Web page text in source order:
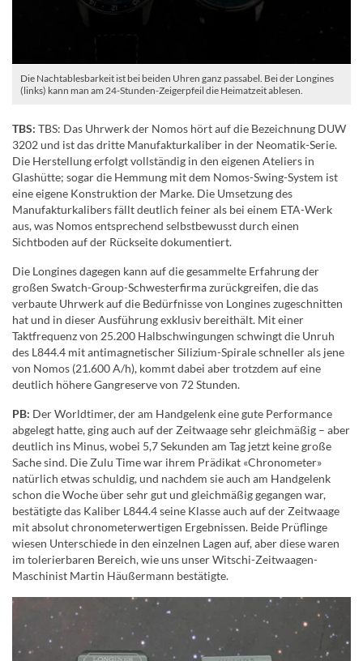
Die Nachtablesbarkeit ist bei beiden Uhren ganz passabel. Bei der Longines
(links) kann man am 24-Stunden-Zeigerpfeil die Heimatzeit ablesen.
TBS: TBS: Das Uhrwerk der Nomos hört auf die Bezeichnung DUW
3202 und ist das dritte Manufakturkaliber in der Neomatik-Serie.
Die Herstellung erfolgt vollständig in den eigenen Ateliers in
Glashütte; sogar die Hemmung mit dem Nomos-Swing-System ist
eine eigene Konstruktion der Marke. Die Umsetzung des
Manufakturkalibers fällt deutlich feiner als bei einem ETA-Werk
aus, was Nomos entsprechend selbstbewusst durch einen
Sichtboden auf der Rückseite dokumentiert.
Die Longines dagegen kann auf die gesammelte Erfahrung der
großen Swatch-Group-Schwesterfirma zurückgreifen, die das
verbaute Uhrwerk auf die Bedürfnisse von Longines zugeschnitten
hat und in dieser Ausführung exklusiv bereithält. Mit einer
Taktfrequenz von 25.200 Halbschwingungen schwingt die Unruh
des L844.4 mit antimagnetischer Silizium-Spirale schneller als jene
von Nomos (21.600 A/h), kommt dabei aber trotzdem auf eine
deutlich höhere Gangreserve von 72 Stunden.
PB: Der Worldtimer, der am Handgelenk eine gute Performance
abgelegt hatte, ging auch auf der Zeitwaage sehr gleichmäßig – aber
deutlich ins Minus, wobei 5,7 Sekunden am Tag jetzt keine große
Sache sind. Die Zulu Time war ihrem Prädikat «Chronometer»
natürlich etwas schuldig, und nachdem sie auch am Handgelenk
schon die Woche über sehr gut und gleichmäßig gegangen war,
bestätigte das Kaliber L844.4 seine Klasse auch auf der Zeitwaage
mit absolut chronometerwertigen Ergebnissen. Beide Prüflinge
wiesen Unterschiede in den einzelnen Lagen auf, aber diese waren
im tolerierbaren Bereich, wie uns unser Witschi-Zeitwaagen-
Maschinist Martin Häußermann bestätigte.